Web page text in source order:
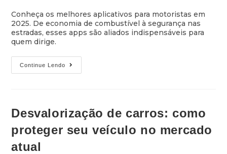
Conheça os melhores aplicativos para motoristas em
2025. De economia de combustível à segurança nas
estradas, esses apps são aliados indispensáveis para
quem dirige.
Continue Lendo
Desvalorização de carros: como
proteger seu veículo no mercado
atual